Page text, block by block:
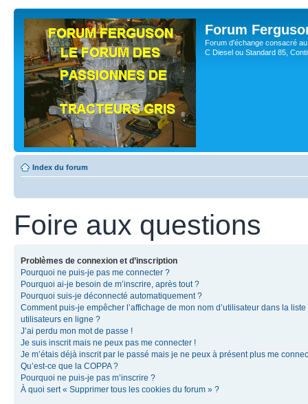
Forum
Forum d'échange consacré
C Diesel ou Standard 85,
Index du forum
Foire aux questions
Problèmes de connexion et d’inscription
Pourquoi ne puis-je pas me connecter ?
Pourquoi ai-je besoin de m’inscrire, après tout ?
Pourquoi suis-je déconnecté automatiquement ?
Comment puis-je empêcher l’affichage de mon nom d’utilisateur dans la liste
utilisateurs en ligne ?
J’ai perdu mon mot de passe !
Je suis inscrit mais ne peux pas me connecter !
Je m’étais déjà inscrit par le passé mais je ne peux à présent plus me
Qu’est-ce que la COPPA ?
Pourquoi ne puis-je pas m’inscrire ?
À quoi sert « Supprimer tous les cookies du forum » ?